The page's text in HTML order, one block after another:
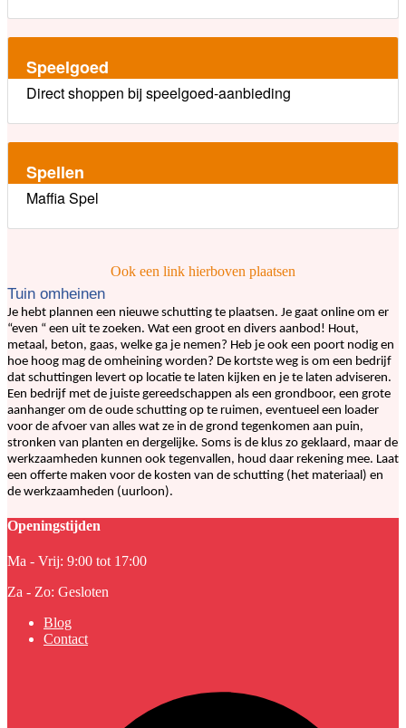
Speelgoed
Direct shoppen bij speelgoed-aanbieding
Spellen
Maffia Spel
Ook een link hierboven plaatsen
Tuin omheinen
Je hebt plannen een nieuwe schutting te plaatsen. Je gaat online om er
“even “ een uit te zoeken. Wat een groot en divers aanbod! Hout,
metaal, beton, gaas, welke ga je nemen? Heb je ook een poort nodig en
hoe hoog mag de omheining worden? De kortste weg is om een bedrijf
dat schuttingen levert op locatie te laten kijken en je te laten adviseren.
Een bedrijf met de juiste gereedschappen als een grondboor, een grote
aanhanger om de oude schutting op te ruimen, eventueel een loader
voor de afvoer van alles wat ze in de grond tegenkomen aan puin,
stronken van planten en dergelijke. Soms is de klus zo geklaard, maar de
werkzaamheden kunnen ook tegenvallen, houd daar rekening mee. Laat
een offerte maken voor de kosten van de schutting (het materiaal) en
de werkzaamheden (uurloon).
Openingstijden
Ma - Vrij: 9:00 tot 17:00
Za - Zo: Gesloten
Blog
Contact